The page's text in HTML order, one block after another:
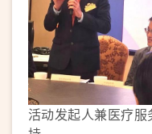
活动发起人兼医疗